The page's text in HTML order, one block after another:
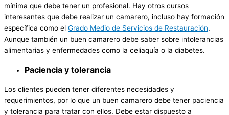
mínima que debe tener un profesional. Hay otros cursos
interesantes que debe realizar un camarero, incluso hay formación
específica como el Grado Medio de Servicios de Restauración.
Aunque también un buen camarero debe saber sobre intolerancias
alimentarias y enfermedades como la celiaquía o la diabetes.
Paciencia y tolerancia
Los clientes pueden tener diferentes necesidades y
requerimientos, por lo que un buen camarero debe tener paciencia
y tolerancia para tratar con ellos. Debe estar dispuesto a